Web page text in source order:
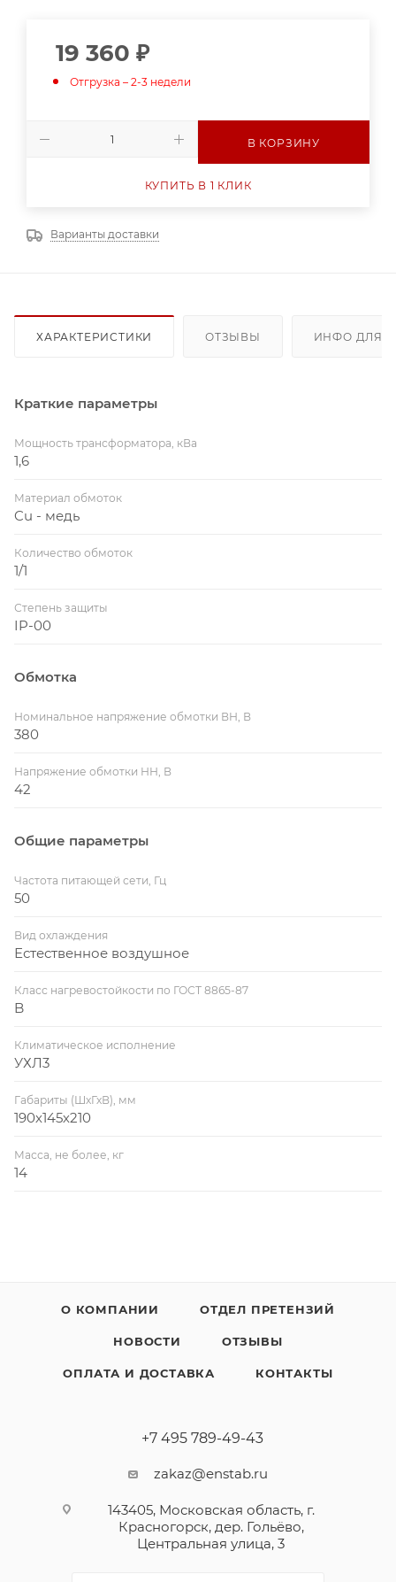
19 360 ₽
Отгрузка – 2-3 недели
В КОРЗИНУ
КУПИТЬ В 1 КЛИК
Варианты доставки
ХАРАКТЕРИСТИКИ ОТЗЫВЫ ИНФО ДЛЯ
Краткие параметры
Мощность трансформатора, кВа
1,6
Материал обмоток
Cu - медь
Количество обмоток
1/1
Степень защиты
IP-00
Обмотка
Номинальное напряжение обмотки ВН, В
380
Напряжение обмотки НН, В
42
Общие параметры
Частота питающей сети, Гц
50
Вид охлаждения
Естественное воздушное
Класс нагревостойкости по ГОСТ 8865-87
B
Климатическое исполнение
УХЛ3
Габариты (ШхГхВ), мм
190х145х210
Масса, не более, кг
14
О КОМПАНИИ ОТДЕЛ ПРЕТЕНЗИЙ
НОВОСТИ ОТЗЫВЫ
ОПЛАТА И ДОСТАВКА КОНТАКТЫ
+7 495 789-49-43
zakaz@enstab.ru
143405, Московская область, г.
Красногорск, дер. Гольёво,
Центральная улица, 3